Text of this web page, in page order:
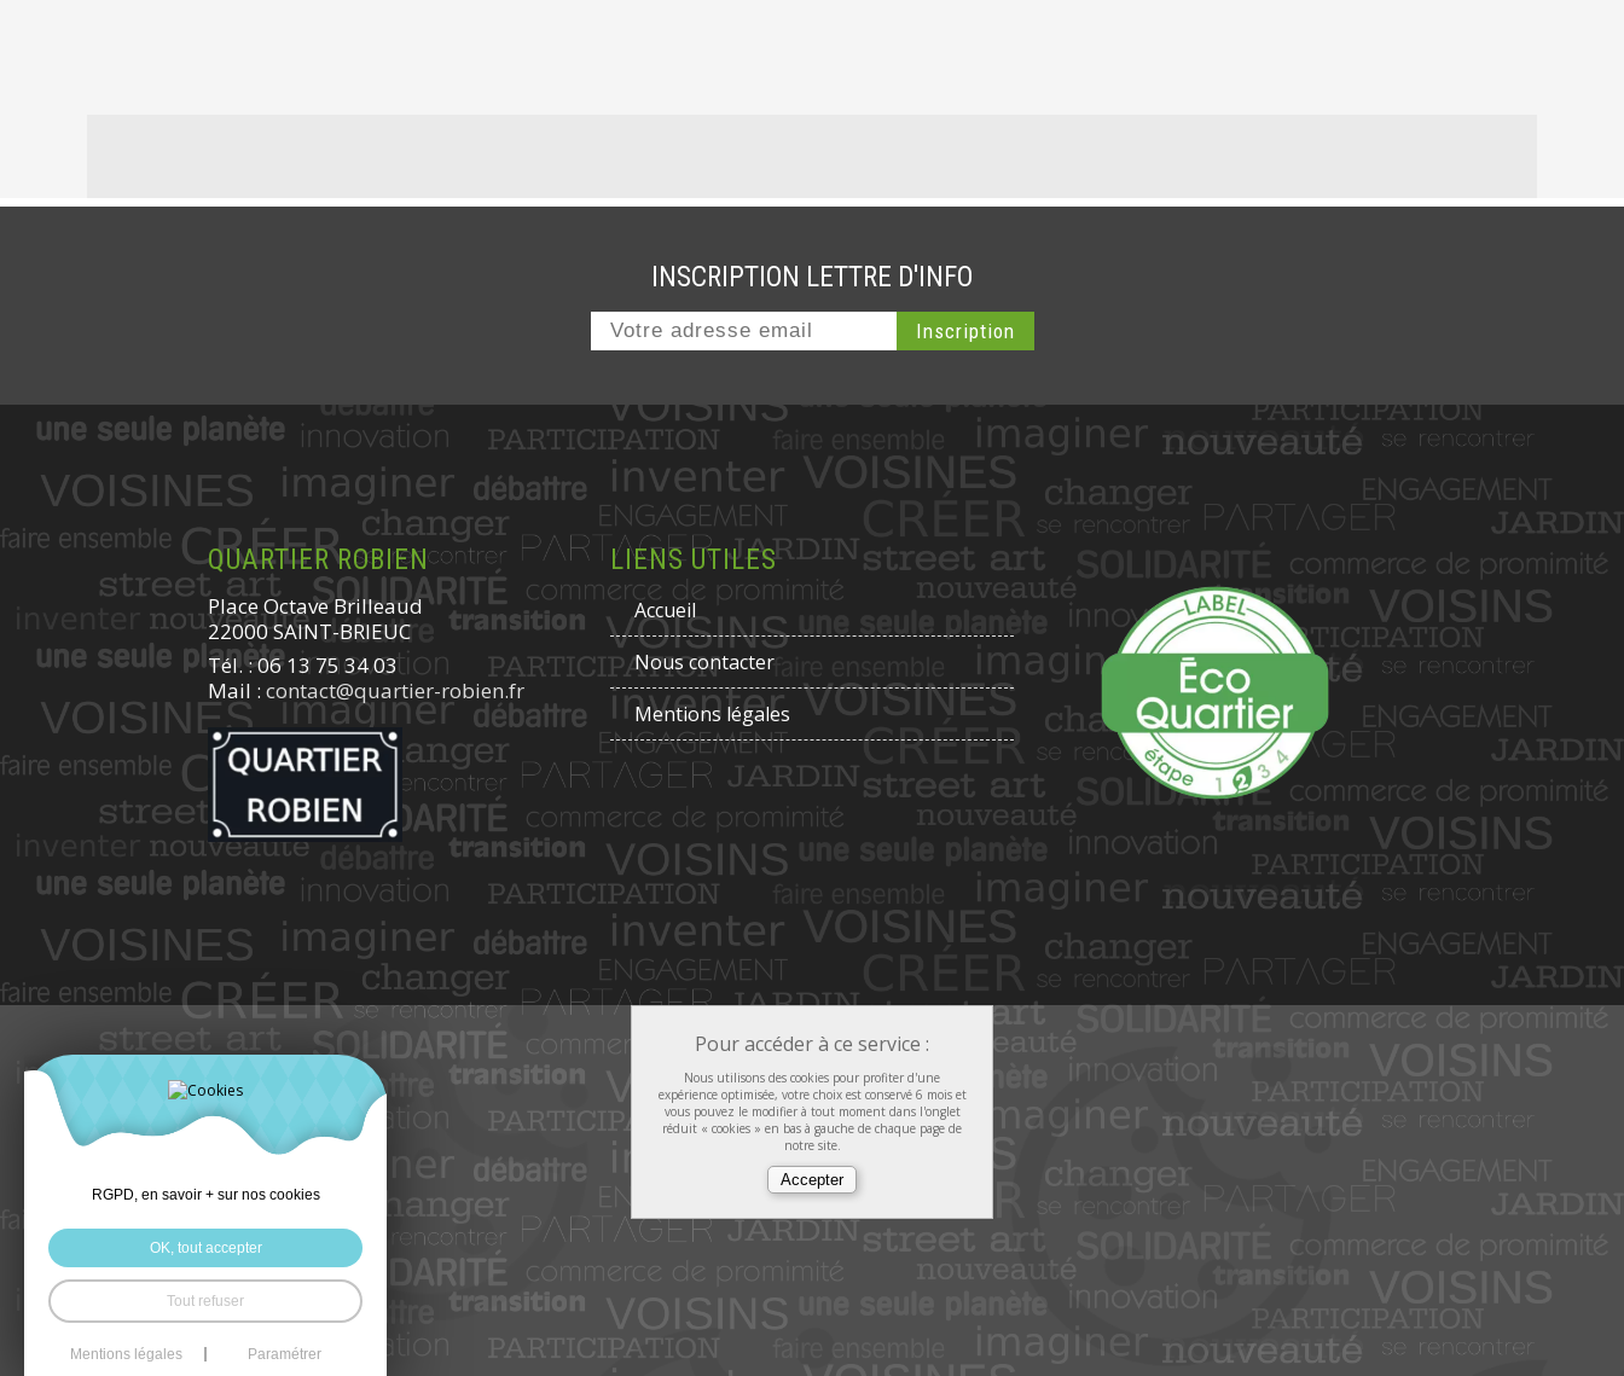
INSCRIPTION LETTRE D'INFO
QUARTIER ROBIEN
Place Octave Brilleaud
22000 SAINT-BRIEUC
Tél. : 06 13 75 34 03
Mail : contact@quartier-robien.fr
LIENS UTILES
Accueil
Nous contacter
Mentions légales
Pour accéder à ce service :
Nous utilisons des cookies pour profiter d'une
expérience optimisée, votre choix est conservé 6 mois et
vous pouvez le modifier à tout moment dans l'onglet
réduit « cookies » en bas à gauche de chaque page de
notre site.
RGPD, en savoir + sur nos cookies
OK, tout accepter
Tout refuser
Mentions légales Paramétrer